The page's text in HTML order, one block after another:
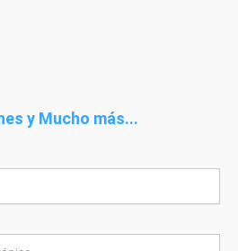
y Mucho más...